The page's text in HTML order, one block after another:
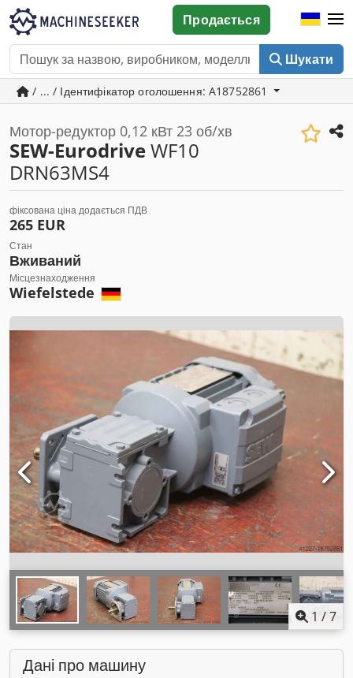
Шукати
Продається
/ ... / Ідентифікатор оголошення: A18752861
Мотор-редуктор 0,12 кВт 23 об/хв
SEW-EurodriveWF10
DRN63MS4
фіксована ціна додається ПДВ
265 EUR
Стан
Вживаний
Місцезнаходження
Wiefelstede
1 /7
Дані про машину